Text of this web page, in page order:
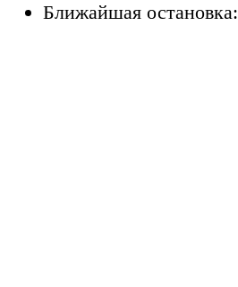
Ближайшая остановка: